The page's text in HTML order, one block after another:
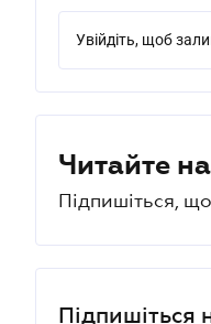
Увійдіть, щоб
Читайте
Підпишіться,
Підпишіться